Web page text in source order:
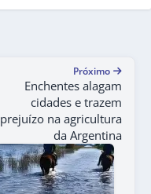
Próximo
Enchentes alagam
cidades e trazem
prejuízo na agricultura
da Argentina